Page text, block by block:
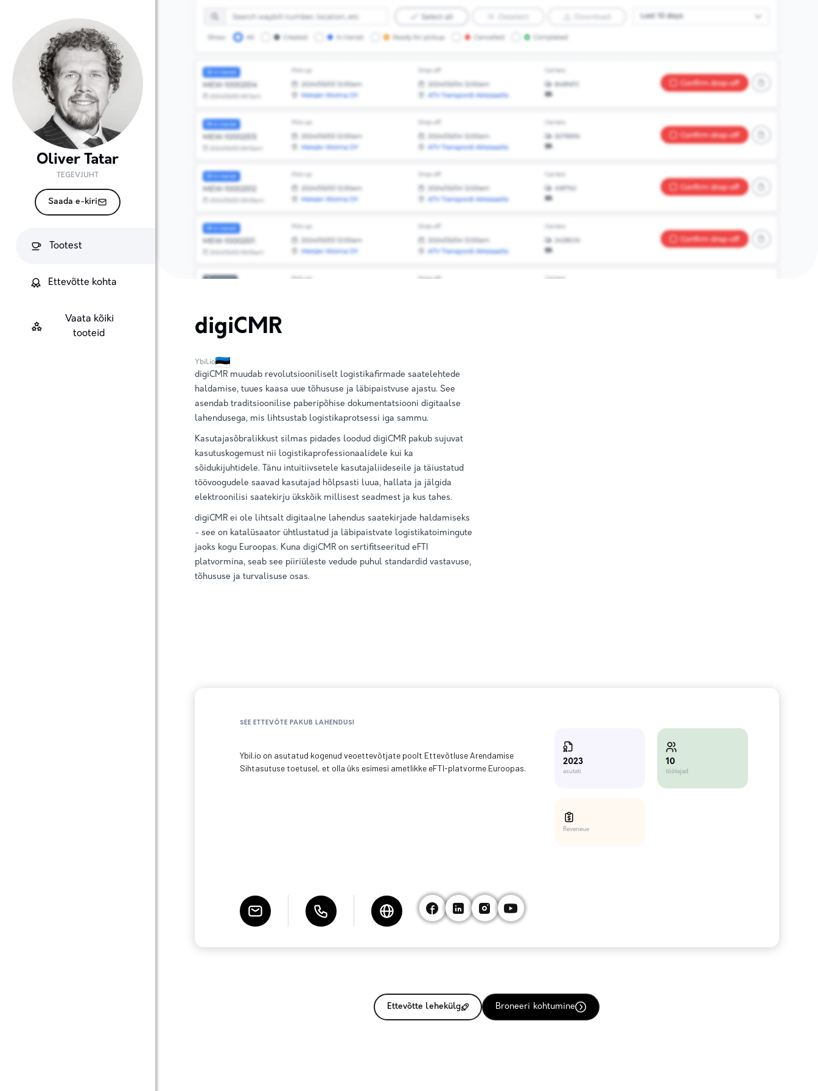
Oliver Tatar
TEGEVJUHT
Saada e-kiri
Tootest
Ettevõtte kohta
Vaata kõiki
tooteid
digiCMR
Ybil.io
digiCMR muudab revolutsiooniliselt logistikafirmade saatelehtede
haldamise, tuues kaasa uue tõhususe ja läbipaistvuse ajastu. See
asendab traditsioonilise paberipõhise dokumentatsiooni digitaalse
lahendusega, mis lihtsustab logistikaprotsessi iga sammu.
Kasutajasõbralikkust silmas pidades loodud digiCMR pakub sujuvat
kasutuskogemust nii logistikaprofessionaalidele kui ka
sõidukijuhtidele. Tänu intuitiivsetele kasutajaliideseile ja täiustatud
töövoogudele saavad kasutajad hõlpsasti luua, hallata ja jälgida
elektroonilisi saatekirju ükskõik millisest seadmest ja kus tahes.
digiCMR ei ole lihtsalt digitaalne lahendus saatekirjade haldamiseks
- see on katalüsaator ühtlustatud ja läbipaistvate logistikatoimingute
jaoks kogu Euroopas. Kuna digiCMR on sertifitseeritud eFTI
platvormina, seab see piiriüleste vedude puhul standardid vastavuse,
tõhususe ja turvalisuse osas.
SEE ETTEVÕTE PAKUB LAHENDUSI
Ybil.io on asutatud kogenud veoettevõtjate poolt Ettevõtluse Arendamise
Sihtasutuse toetusel, et olla üks esimesi ametlikke eFTI-platvorme Euroopas.
2023
asutati
10
töötajad
Reveneue
Ettevõtte lehekülg Broneeri kohtumine